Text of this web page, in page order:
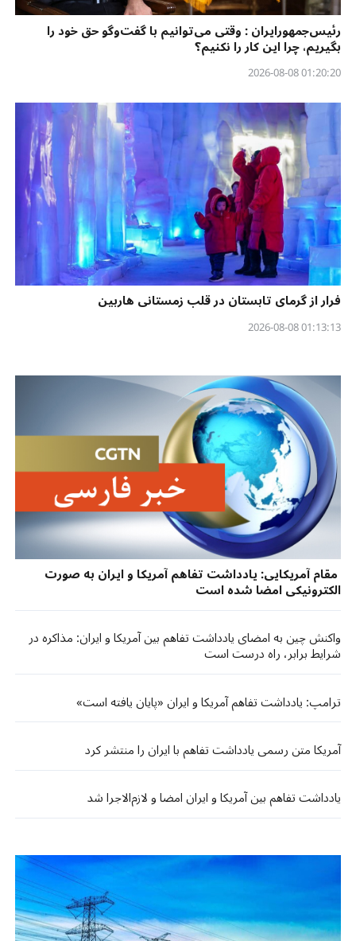
رئیس‌جمهورایران : وقتی می‌توانیم با گفت‌وگو حق خود را
بگیریم، چرا این کار را نکنیم؟
01:20:20 2026-08-08
فرار از گرمای تابستان در قلب زمستانی هاربین
01:13:13 2026-08-08
مقام آمریکایی: یادداشت تفاهم آمریکا و ایران به صورت
الکترونیکی امضا شده است
واکنش چین به امضای یادداشت تفاهم بین آمریکا و ایران: مذاکره در
شرایط برابر، راه درست است
ترامپ: یادداشت تفاهم آمریکا و ایران «پایان یافته است»
آمریکا متن رسمی یادداشت تفاهم با ایران را منتشر کرد
یادداشت تفاهم بین آمریکا و ایران امضا و لازم‌الاجرا شد